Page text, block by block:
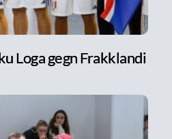
Loga gegn Frakklandi